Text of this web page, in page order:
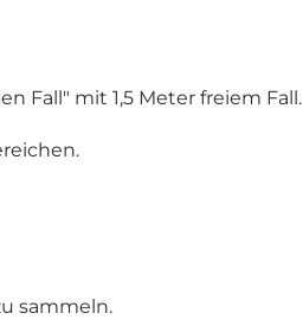
Fall" mit 1,5 Meter freiem Fall.
sammeln.